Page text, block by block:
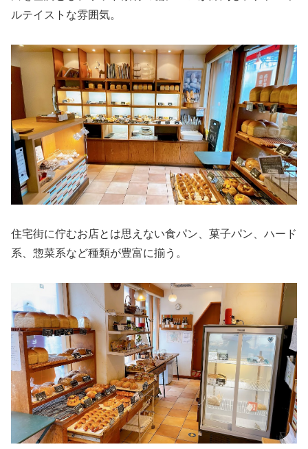
ルテイストな雰囲気。
住宅街に佇むお店とは思えない食パン、菓子パン、ハード
系、惣菜系など種類が豊富に揃う。